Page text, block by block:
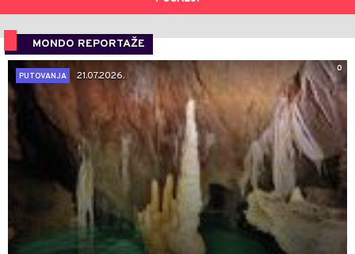
MONDO REPORTAŽE
0
PUTOVANJA
21.07.2026.